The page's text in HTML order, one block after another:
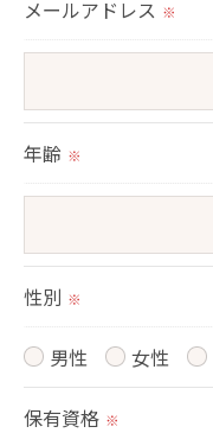
メールアドレス ※
年齢 ※
性別 ※
男性 女性
保有資格 ※